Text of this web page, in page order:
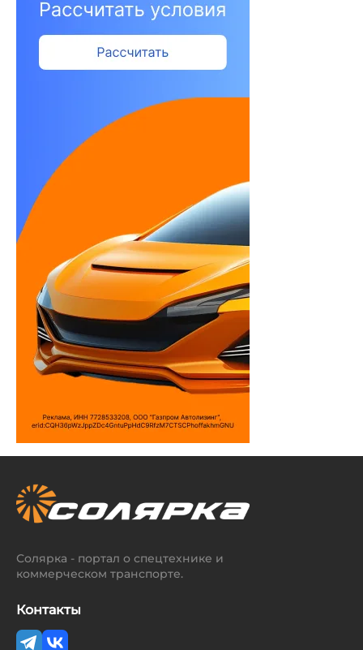
Солярка - портал о спецтехнике и
коммерческом транспорте.
Контакты